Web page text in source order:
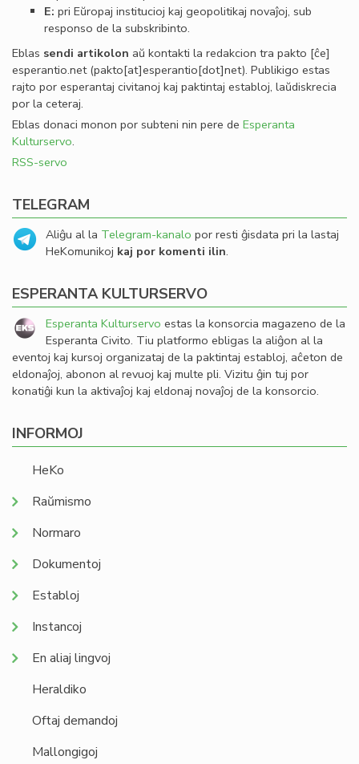
E: pri Eŭropaj institucioj kaj geopolitikaj novaĵoj, sub
responso de la subskribinto.
Eblas sendi artikolon aŭ kontakti la redakcion tra pakto [ĉe]
esperantio.net(pakto[at]esperantio[dot]net). Publikigo estas
rajto por esperantaj civitanoj kaj paktintaj establoj, laŭdiskrecia
por la ceteraj.
Eblas donaci monon por subteni nin pere de Esperanta
Kulturservo.
RSS-servo
TELEGRAM
Aliĝu al la Telegram-kanalo por resti ĝisdata pri la lastaj
HeKomunikoj kaj por komenti ilin.
ESPERANTA KULTURSERVO
Esperanta Kulturservo estas la konsorcia magazeno de la
Esperanta Civito. Tiu platformo ebligas la aliĝon al la
eventoj kaj kursoj organizataj de la paktintaj establoj, aĉeton de
eldonaĵoj, abonon al revuoj kaj multe pli. Vizitu ĝin tuj por
konatiĝi kun la aktivaĵoj kaj eldonaj novaĵoj de la konsorcio.
INFORMOJ
HeKo
Raŭmismo
Normaro
Dokumentoj
Establoj
Instancoj
En aliaj lingvoj
Heraldiko
Oftaj demandoj
Mallongigoj